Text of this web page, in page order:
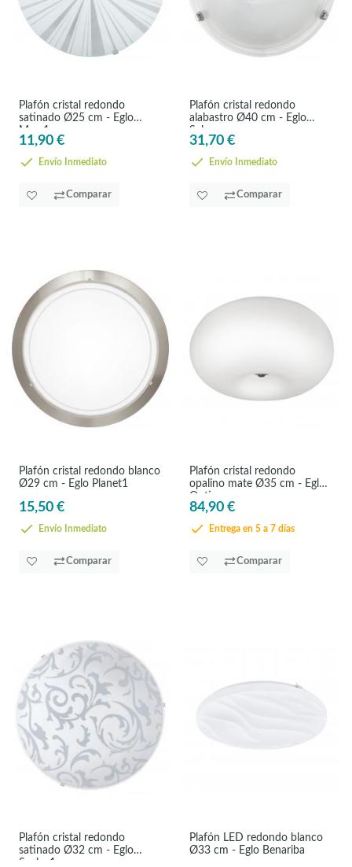
Plafón cristal redondo
satinado Ø25 cm - Eglo
Mars1
11,90 €
Envío Inmediato
Comparar
Plafón cristal redondo
alabastro Ø40 cm - Eglo
Salome
31,70 €
Envío Inmediato
Comparar
Plafón cristal redondo blanco
Ø29 cm - Eglo Planet1
15,50 €
Envío Inmediato
Comparar
Plafón cristal redondo
opalino mate Ø35 cm - Eglo
Optica
84,90 €
Entrega en 5 a 7 días
Comparar
Plafón cristal redondo
satinado Ø32 cm - Eglo
Scalea1
Plafón LED redondo blanco
Ø33 cm - Eglo Benariba